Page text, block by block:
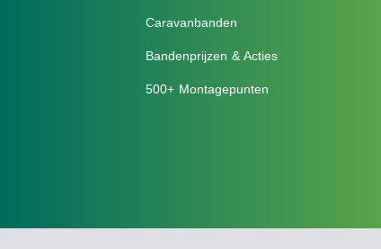
Caravanbanden
Bandenprijzen & Acties
500+ Montagepunten